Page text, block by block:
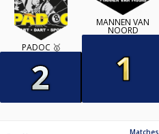
PADOC 🥇
MANNEN VAN
NOORD